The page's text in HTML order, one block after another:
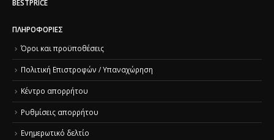
BESTPRICE
ΠΛΗΡΟΦΟΡΊΕΣ
Όροι και προϋποθέσεις
Πολιτική Επιστροφών / Υπαναχώρηση
Κέντρο απορρήτου
Ρυθμίσεις απορρήτου
Ενημερωτικό δελτίο